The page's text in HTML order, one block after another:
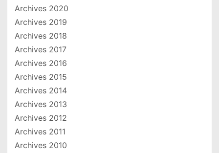
Archives 2020
Archives 2019
Archives 2018
Archives 2017
Archives 2016
Archives 2015
Archives 2014
Archives 2013
Archives 2012
Archives 2011
Archives 2010